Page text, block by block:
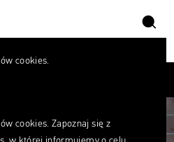
szukaj
cookies.
cookies. Zapoznaj się z